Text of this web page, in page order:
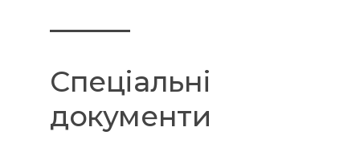
Спеціальні
документи